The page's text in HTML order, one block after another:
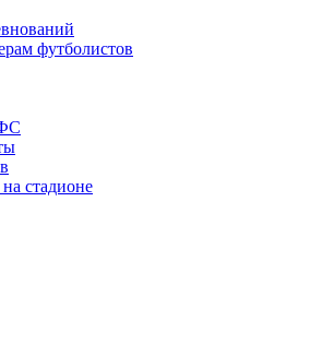
футболистов
стадионе